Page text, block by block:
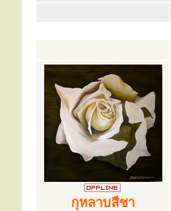
กุหลาบสีชา